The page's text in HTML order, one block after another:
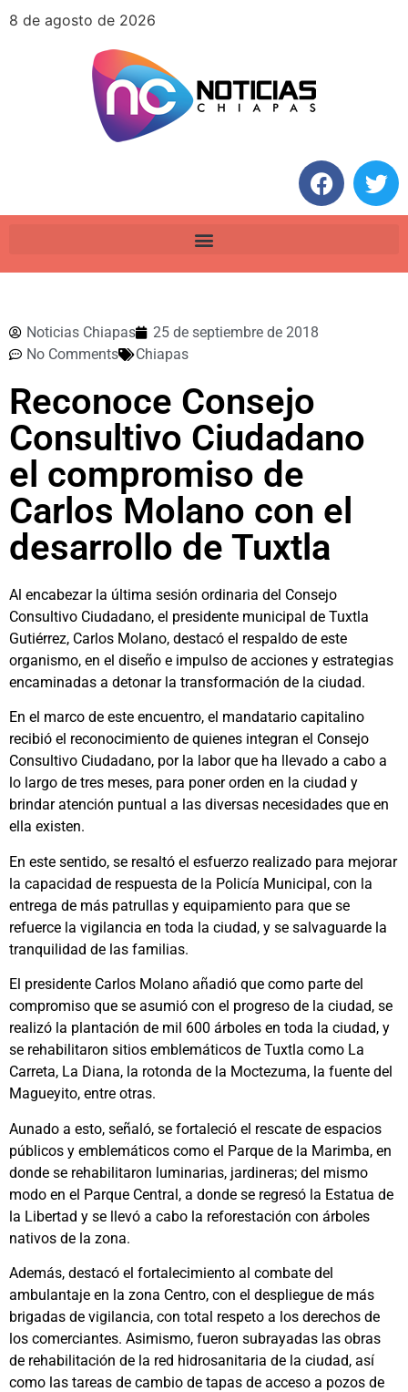
8 de agosto de 2026
Noticias Chiapas
25 de septiembre de 2018
No Comments
Chiapas
Reconoce Consejo
Consultivo Ciudadano
el compromiso de
Carlos Molano con el
desarrollo de Tuxtla
Al encabezar la última sesión ordinaria del Consejo
Consultivo Ciudadano, el presidente municipal de Tuxtla
Gutiérrez, Carlos Molano, destacó el respaldo de este
organismo, en el diseño e impulso de acciones y estrategias
encaminadas a detonar la transformación de la ciudad.
En el marco de este encuentro, el mandatario capitalino
recibió el reconocimiento de quienes integran el Consejo
Consultivo Ciudadano, por la labor que ha llevado a cabo a
lo largo de tres meses, para poner orden en la ciudad y
brindar atención puntual a las diversas necesidades que en
ella existen.
En este sentido, se resaltó el esfuerzo realizado para mejorar
la capacidad de respuesta de la Policía Municipal, con la
entrega de más patrullas y equipamiento para que se
refuerce la vigilancia en toda la ciudad, y se salvaguarde la
tranquilidad de las familias.
El presidente Carlos Molano añadió que como parte del
compromiso que se asumió con el progreso de la ciudad, se
realizó la plantación de mil 600 árboles en toda la ciudad, y
se rehabilitaron sitios emblemáticos de Tuxtla como La
Carreta, La Diana, la rotonda de la Moctezuma, la fuente del
Magueyito, entre otras.
Aunado a esto, señaló, se fortaleció el rescate de espacios
públicos y emblemáticos como el Parque de la Marimba, en
donde se rehabilitaron luminarias, jardineras; del mismo
modo en el Parque Central, a donde se regresó la Estatua de
la Libertad y se llevó a cabo la reforestación con árboles
nativos de la zona.
Además, destacó el fortalecimiento al combate del
ambulantaje en la zona Centro, con el despliegue de más
brigadas de vigilancia, con total respeto a los derechos de
los comerciantes. Asimismo, fueron subrayadas las obras
de rehabilitación de la red hidrosanitaria de la ciudad, así
como las tareas de cambio de tapas de acceso a pozos de